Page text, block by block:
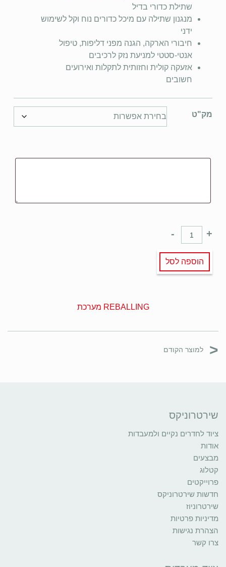
שתילת כדורי בדיל
מנגנון שתילה עם מיכל כדורים נוח וקל לשימוש
ידני
חיבורי הארקה, הגנה מפני דליפות, טיפול
אנטי-סטטי למניעת נזק לרכיבים
אזעקה קולית וחזותית לתקלות ואירועים
חשובים
מק"ט
+
-
הוספה לסל
REBALLING מערכת
< למוצר הקודם
שירטרוניקס
ציוד לחדרים נקיים ולמעבדות
אודות
מבצעים
קטלוג
פרוייקטים
חדשות שירטרוניקס
שירטרוניוז
מדיניות פרטיות
הצהרת נגישות
צרו קשר